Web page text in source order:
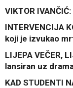
VIKTOR
INTERVENCIJA
koji je izvukao
LIJEPA VEČER,
lansiran uz
KAD STUDENTI